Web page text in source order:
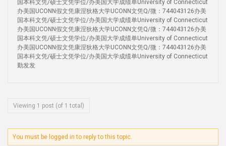
国本科文凭/硕士文凭学位/办美国大学成绩单University of Connecticut
办美国UCONN假文凭康涅狄格大学UCONN文凭Q/微：744043126办美
国本科文凭/硕士文凭学位/办美国大学成绩单University of Connecticut
办美国UCONN假文凭康涅狄格大学UCONN文凭Q/微：744043126办美
国本科文凭/硕士文凭学位/办美国大学成绩单University of Connecticut
办美国UCONN假文凭康涅狄格大学UCONN文凭Q/微：744043126办美
国本科文凭/硕士文凭学位/办美国大学成绩单University of Connecticut
勤发发
Viewing 1 post (of 1 total)
You must be logged in to reply to this topic.